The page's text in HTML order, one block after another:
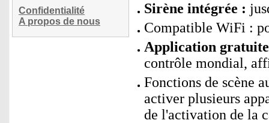
Confidentialité
A propos de nous
Sirène intégrée :
Compatible WiFi :
Application
contrôle mondial,
Fonctions de scène
activer plusieurs
de l'activation de la